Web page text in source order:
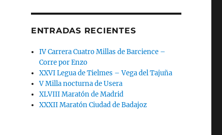
ENTRADAS RECIENTES
IV Carrera Cuatro Millas de Barcience –
Corre por Enzo
XXVI Legua de Tielmes – Vega del Tajuña
V Milla nocturna de Usera
XLVIII Maratón de Madrid
XXXII Maratón Ciudad de Badajoz